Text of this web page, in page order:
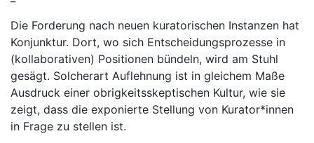
Die Forderung nach neuen kuratorischen Instanzen hat
Konjunktur. Dort, wo sich Entscheidungsprozesse in
(kollaborativen) Positionen bündeln, wird am Stuhl
gesägt. Solcherart Auflehnung ist in gleichem Maße
Ausdruck einer obrigkeitsskeptischen Kultur, wie sie
zeigt, dass die exponierte Stellung von Kurator*innen
in Frage zu stellen ist.